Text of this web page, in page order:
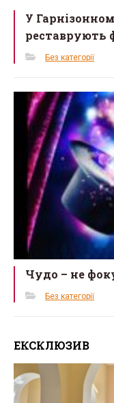
У
реставрують
Без категорії
Чудо – не
Без категорії
ЕКСКЛЮЗИВ